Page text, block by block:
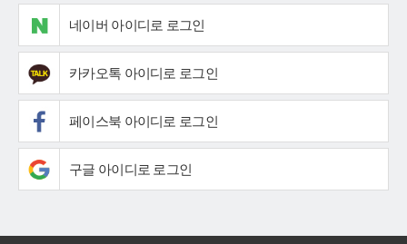
네이버 아이디로 로그인
카카오톡 아이디로 로그인
페이스북 아이디로 로그인
구글 아이디로 로그인